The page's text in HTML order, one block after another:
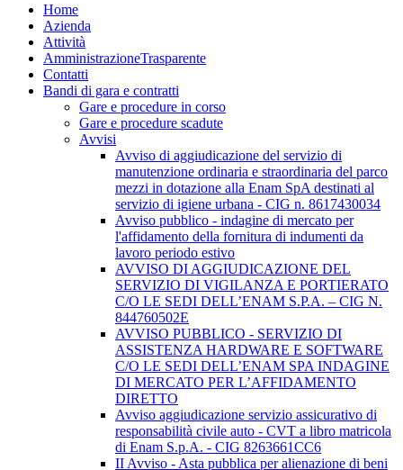
Home
Azienda
Attività
AmministrazioneTrasparente
Contatti
Bandi di gara e contratti
Gare e procedure in corso
Gare e procedure scadute
Avvisi
Avviso di aggiudicazione del servizio di
manutenzione ordinaria e straordinaria del parco
mezzi in dotazione alla Enam SpA destinati al
servizio di igiene urbana - CIG n. 8617430034
Avviso pubblico - indagine di mercato per
l'affidamento della fornitura di indumenti da
lavoro periodo estivo
AVVISO DI AGGIUDICAZIONE DEL
SERVIZIO DI VIGILANZA E PORTIERATO
C/O LE SEDI DELL’ENAM S.P.A. – CIG N.
844760502E
AVVISO PUBBLICO - SERVIZIO DI
ASSISTENZA HARDWARE E SOFTWARE
C/O LE SEDI DELL’ENAM SPA INDAGINE
DI MERCATO PER L’AFFIDAMENTO
DIRETTO
Avviso aggiudicazione servizio assicurativo di
responsabilità civile auto - CVT a libro matricola
di Enam S.p.A. - CIG 8263661CC6
II Avviso - Asta pubblica per alienazione di beni